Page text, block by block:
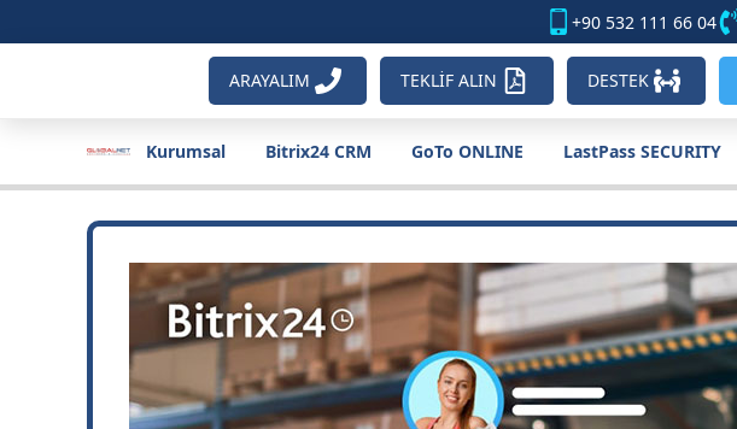
+90 532 111 66 04
ARAYALIM TEKLİF ALIN DESTEK
Kurumsal Bitrix24 CRM GoTo ONLINE LastPass SECURITY